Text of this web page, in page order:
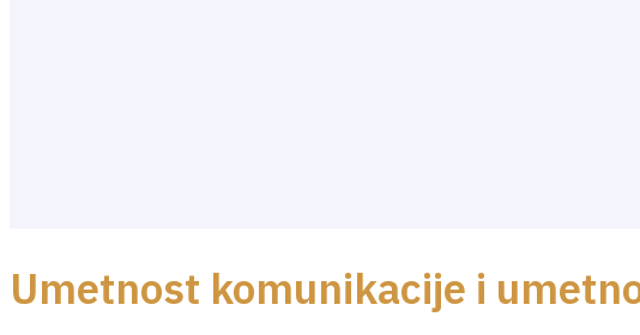
Umetnost komunikacije i